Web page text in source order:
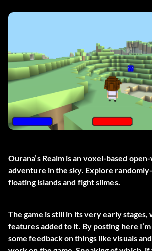
Ourana’s Realm is an voxel-based
adventure in the sky. Explore
floating islands and fight slimes.
The game is still in its very early
features added to it. By posting here
some feedback on things like visuals